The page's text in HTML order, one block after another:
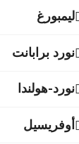
ليمبورغ
نورد برابانت
نورد-هولندا
أوفريسيل